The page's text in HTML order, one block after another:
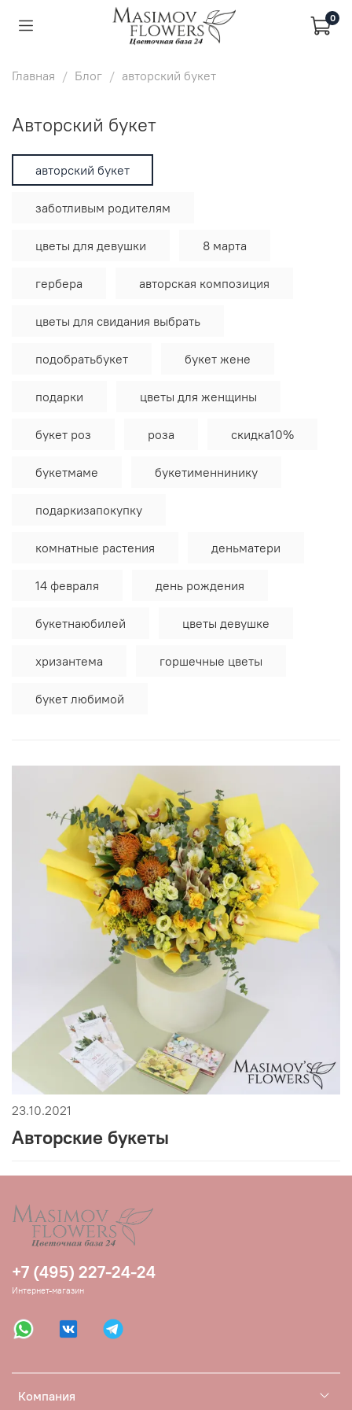
0
Главная Блог авторский букет
авторский букет
авторский букет
заботливым родителям
цветы для девушки 8 марта
гербера авторская композиция
цветы для свидания выбрать
подобратьбукет букет жене
подарки цветы для женщины
букет роз роза скидка10%
букетмаме букетименнинику
подаркизапокупку
комнатные растения деньматери
14 февраля день рождения
букетнаюбилей цветы девушке
хризантема горшечные цветы
букет любимой
23.10.2021
Авторские букеты
Компания
+7 (495) 227-24-24
Интернет-магазин